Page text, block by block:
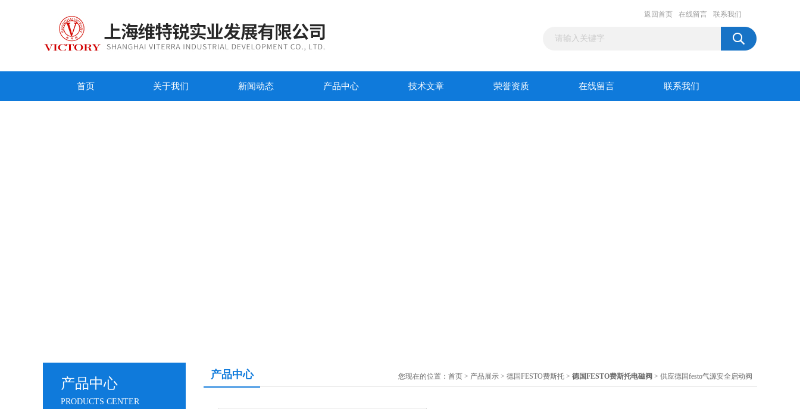
返回首页 在线留言 联系我们
首页 关于我们 新闻动态 产品中心 技术文章 荣誉资质 在线留言 联系我们
产品中心
PRODUCTS CENTER
产品中心 您现在的位置： 首页 > 产品展示 > 德国FESTO费斯托 > 德国FESTO费斯托电磁阀 > 供应德国festo气源安全启动阀